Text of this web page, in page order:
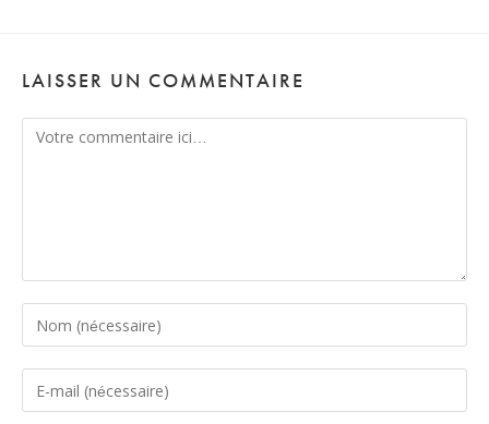
LAISSER UN COMMENTAIRE
Comment
Enter
your
name
Enter
your